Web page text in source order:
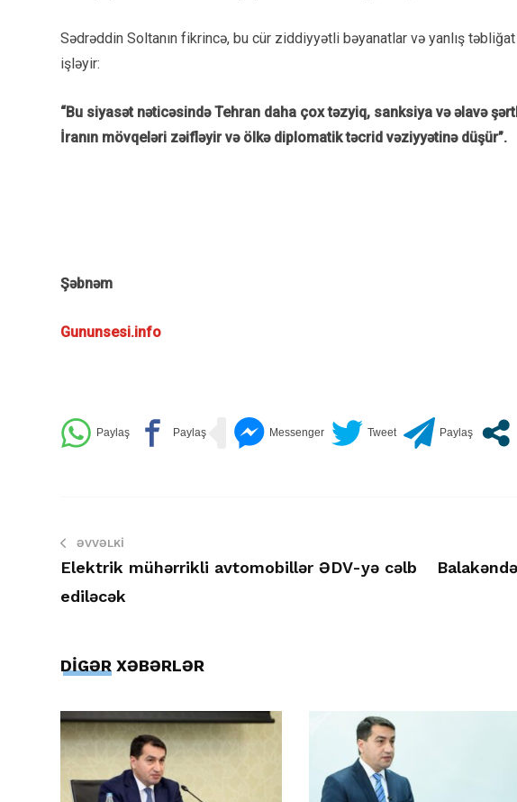
Sədrəddin Soltanın fikrincə, bu cür ziddiyyətli bəyanatlar və yanlış
işləyir:
“Bu siyasət nəticəsində Tehran daha çox təzyiq, sanksiya və əlavə
İranın mövqeləri zəifləyir və ölkə diplomatik təcrid vəziyyətinə düşür”.
Şəbnəm
Gununsesi.info
ƏVVƏLKI
Elektrik mühərrikli avtomobillər ƏDV-yə cəlb
ediləcək
DİGƏR XƏBƏRLƏR